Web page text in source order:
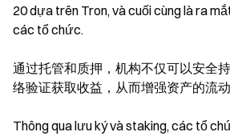
20 dựa trên Tron, và cuối cùng là ra
các tổ chức.
通过托管和质押，机构不仅可以安全
络验证获取收益，从而增强资产的流动
Thông qua lưu ký và staking, các tổ